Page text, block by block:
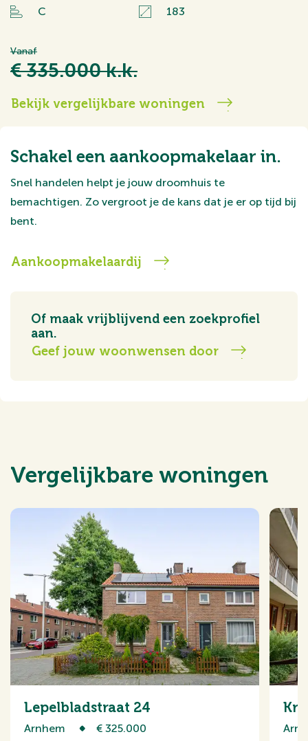
C
183
Vanaf
€ 335.000 k.k.
Bekijk vergelijkbare woningen
Schakel een aankoopmakelaar in.
Snel handelen helpt je jouw droomhuis te
bemachtigen. Zo vergroot je de kans dat je er op tijd bij
bent.
Aankoopmakelaardij
Of maak vrijblijvend een zoekprofiel
aan.
Geef jouw woonwensen door
Vergelijkbare woningen
Lepelbladstraat 24
Arnhem € 325.000